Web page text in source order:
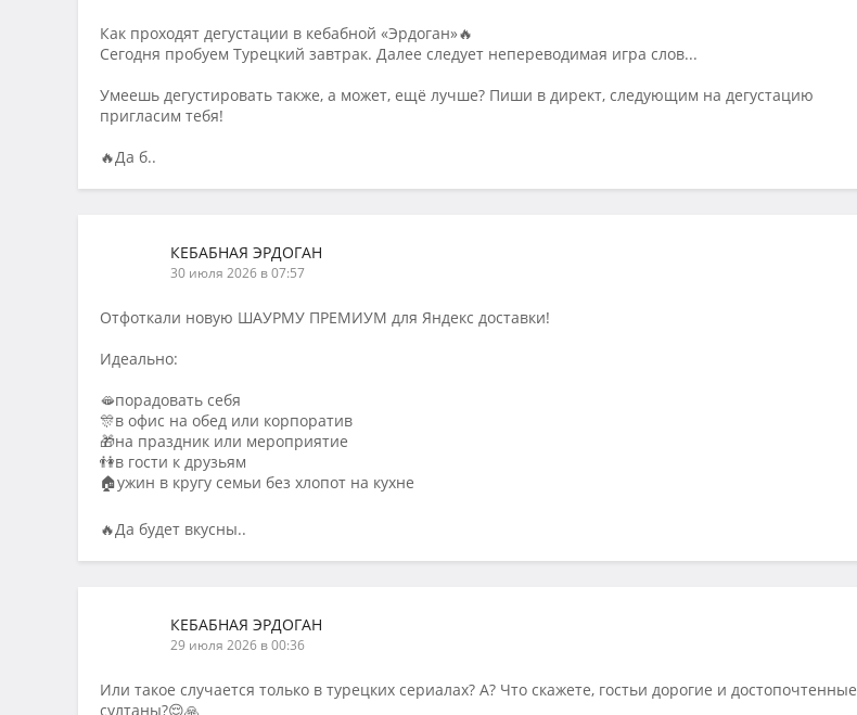
Как проходят дегустации в кебабной «Эрдоган»🔥
Сегодня пробуем Турецкий завтрак. Далее следует непереводимая игра слов...
Умеешь дегустировать также, а может, ещё лучше? Пиши в директ, следующим на дегустацию
пригласим тебя!
🔥Да б..
КЕБАБНАЯ ЭРДОГАН
30 июля 2026 в 07:57
Отфоткали новую ШАУРМУ ПРЕМИУМ для Яндекс доставки!
Идеально:
🫦порадовать себя
🎊в офис на обед или корпоратив
🎁на праздник или мероприятие
👫в гости к друзьям
🏠ужин в кругу семьи без хлопот на кухне
🔥Да будет вкусны..
КЕБАБНАЯ ЭРДОГАН
29 июля 2026 в 00:36
Или такое случается только в турецких сериалах? А? Что скажете, гостьи дорогие и достопочтенные
султаны?😌🙏